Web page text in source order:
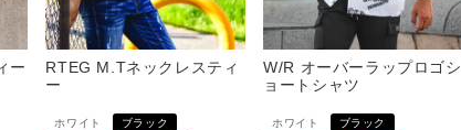
ー
RTEG M.Tネックレスティ
ー
ホワイト
ブラック
W/R オーバーラップロゴシ
ョートシャツ
ホワイト
ブラック